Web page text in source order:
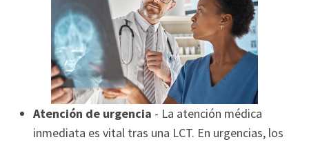
Atención de urgencia - La atención médica
inmediata es vital tras una LCT. En urgencias, los